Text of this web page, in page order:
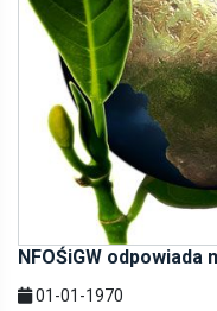
NFOŚiGW
01-01-1970